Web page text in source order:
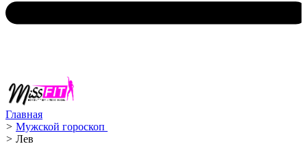
Главная
> Мужской гороскоп ️
> Лев ️